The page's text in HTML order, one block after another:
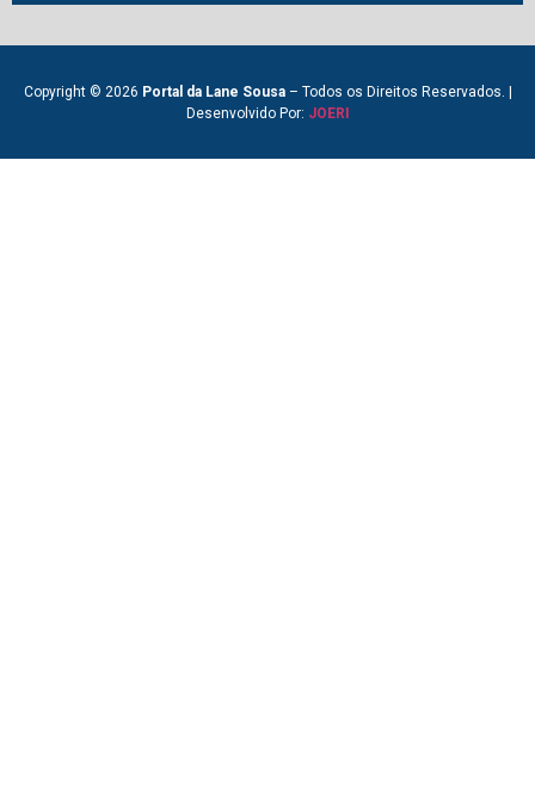
Copyright © 2026 Portal da Lane Sousa– Todos os Direitos Reservados. |
Desenvolvido Por: JOERI